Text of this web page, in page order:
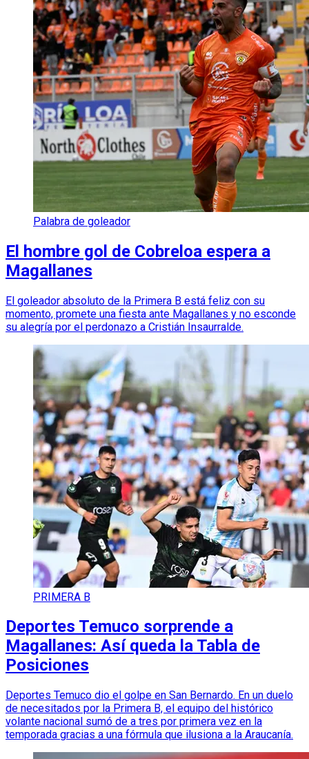
Palabra de goleador
El hombre gol de Cobreloa espera a
Magallanes
El goleador absoluto de la Primera B está feliz con su
momento, promete una fiesta ante Magallanes y no esconde
su alegría por el perdonazo a Cristián Insaurralde.
PRIMERA B
Deportes Temuco sorprende a
Magallanes: Así queda la Tabla de
Posiciones
Deportes Temuco dio el golpe en San Bernardo. En un duelo
de necesitados por la Primera B, el equipo del histórico
volante nacional sumó de a tres por primera vez en la
temporada gracias a una fórmula que ilusiona a la Araucanía.